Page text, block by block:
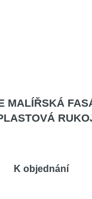
MALÍŘSKÁ
K objednání